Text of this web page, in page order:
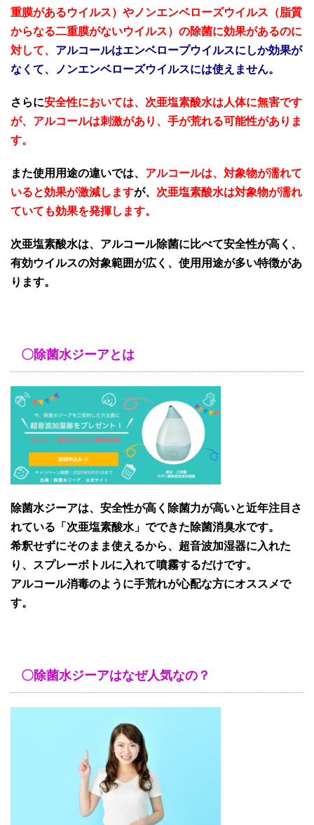
重膜があるウイルス）やノンエンベローズウイルス（脂質
からなる二重膜がないウイルス）の除菌に効果があるのに
対して、 アルコールはエンベロープウイルスにしか効果が
なくて、ノンエンベローズウイルスには使えません。
さらに安全性においては、次亜塩素酸水は人体に無害です
が、アルコールは刺激があり、手が荒れる可能性がありま
す。
また使用用途の違いでは、 アルコールは、対象物が濡れて
いると効果が激減しますが、 次亜塩素酸水は対象物が濡れ
ていても効果を発揮します。
次亜塩素酸水は、アルコール除菌に比べて安全性が高く、
有効ウイルスの対象範囲が広く、使用用途が多い特徴があ
ります。
〇除菌水ジーアとは
除菌水ジーアは、安全性が高く除菌力が高いと近年注目さ
れている「次亜塩素酸水」でできた除菌消臭水です。
希釈せずにそのまま使えるから、超音波加湿器に入れた
り、スプレーボトルに入れて噴霧するだけです。
アルコール消毒のように手荒れが心配な方にオススメで
す。
〇除菌水ジーアはなぜ人気なの？